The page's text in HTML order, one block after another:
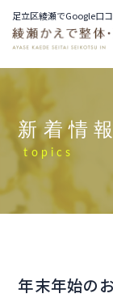
足立区綾瀬でGoogle口
新着情
topics
年末年始の